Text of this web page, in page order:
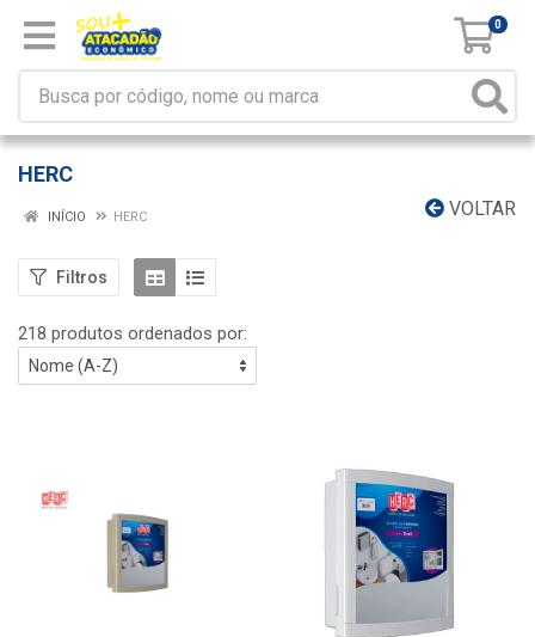
0
HERC
VOLTAR
INÍCIO HERC
Filtros
218 produtos ordenados por: